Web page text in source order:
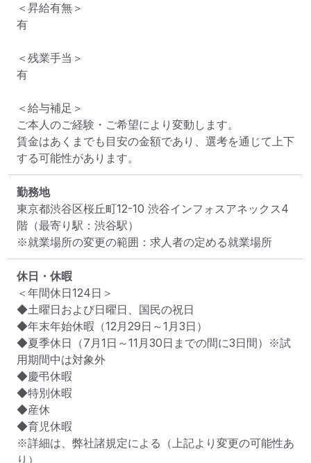
＜昇給有無＞
有
＜残業手当＞
有
＜給与補足＞
ご本人のご経験・ご希望により変動します。
賃金はあくまでも目安の金額であり、選考を通じて上下
する可能性があります。
勤務地
東京都渋谷区桜丘町12-10 渋谷インフォスアネックス4
階 （最寄り駅：渋谷駅）
※就業場所の変更の範囲：求人者の定める就業場所
休日・休暇
＜年間休日124日＞
◆土曜日および日曜日、国民の祝日
◆年末年始休暇（12月29日～1月3日）
◆夏季休日（7月1日～11月30日までの間に3日間）※試
用期間中は対象外
◆慶弔休暇
◆特別休暇
◆産休
◆育児休暇
※詳細は、弊社諸規定による（上記より変更の可能性あ
り）